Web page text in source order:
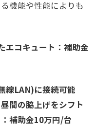
機能や性能によりも
コキュート：補助金
線LAN)に接続可能
間の脇上げをシフト
補助金10万円/台